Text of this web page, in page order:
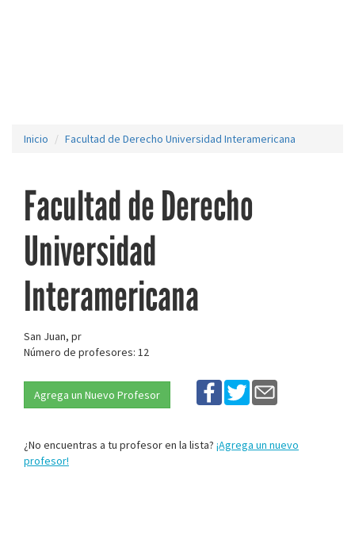
Inicio Facultad de Derecho Universidad Interamericana
Facultad de Derecho
Universidad
Interamericana
San Juan, pr
Número de profesores: 12
Agrega un Nuevo Profesor
¿No encuentras a tu profesor en la lista? ¡Agrega un nuevo
profesor!